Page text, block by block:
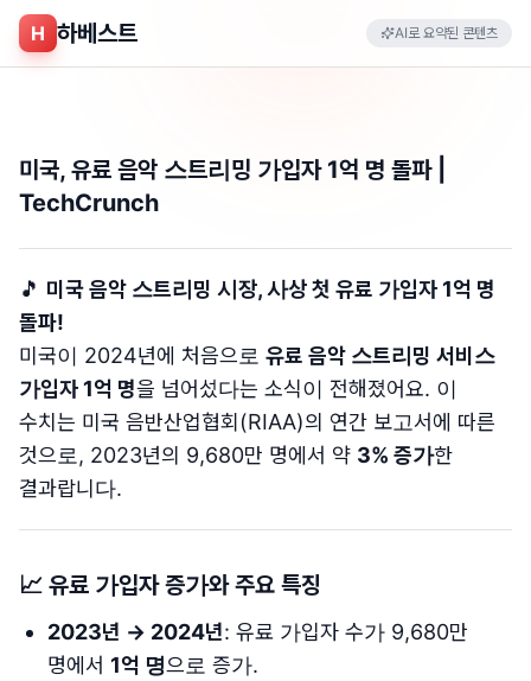
H 하베스트 AI로 요약된 콘텐츠
미국, 유료 음악 스트리밍 가입자 1억 명 돌파 |
TechCrunch
🎵 미국 음악 스트리밍 시장, 사상 첫 유료 가입자 1억 명
돌파!
미국이 2024년에 처음으로 유료 음악 스트리밍 서비스
가입자 1억 명을 넘어섰다는 소식이 전해졌어요. 이
수치는 미국 음반산업협회(RIAA)의 연간 보고서에 따른
것으로, 2023년의 9,680만 명에서 약 3% 증가한
결과랍니다.
📈 유료 가입자 증가와 주요 특징
2023년 → 2024년: 유료 가입자 수가 9,680만
명에서 1억 명으로 증가.